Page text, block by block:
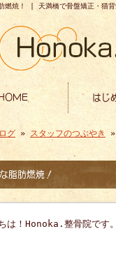
燃焼！ | 天満橋で骨盤矯正・猫
はじ
グ » スタッフのつぶやき
脂肪燃焼！
は！Honoka.整骨院です。